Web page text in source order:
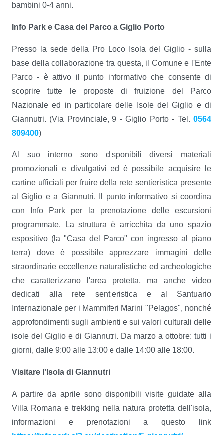
bambini 0-4 anni.
Info Park e Casa del Parco a Giglio Porto
Presso la sede della Pro Loco Isola del Giglio - sulla
base della collaborazione tra questa, il Comune e l'Ente
Parco - è attivo il punto informativo che consente di
scoprire tutte le proposte di fruizione del Parco
Nazionale ed in particolare delle Isole del Giglio e di
Giannutri. (Via Provinciale, 9 - Giglio Porto - Tel. 0564
809400)
Al suo interno sono disponibili diversi materiali
promozionali e divulgativi ed è possibile acquisire le
cartine ufficiali per fruire della rete sentieristica presente
al Giglio e a Giannutri. Il punto informativo si coordina
con Info Park per la prenotazione delle escursioni
programmate. La struttura è arricchita da uno spazio
espositivo (la "Casa del Parco" con ingresso al piano
terra) dove è possibile apprezzare immagini delle
straordinarie eccellenze naturalistiche ed archeologiche
che caratterizzano l'area protetta, ma anche video
dedicati alla rete sentieristica e al Santuario
Internazionale per i Mammiferi Marini "Pelagos", nonché
approfondimenti sugli ambienti e sui valori culturali delle
isole del Giglio e di Giannutri. Da marzo a ottobre: tutti i
giorni, dalle 9:00 alle 13:00 e dalle 14:00 alle 18:00.
Visitare l'Isola di Giannutri
A partire da aprile sono disponibili visite guidate alla
Villa Romana e trekking nella natura protetta dell'isola,
informazioni e prenotazioni a questo link